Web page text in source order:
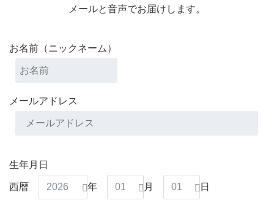
メールと音声でお届けします。
お名前（ニックネーム）
メールアドレス
生年月日
西暦 年 月 日